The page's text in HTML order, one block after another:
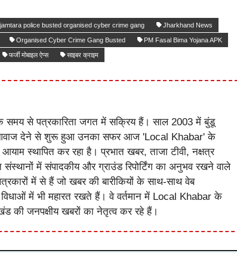
jamtara police busted organised cyber crime gang Jharkhand News
Organised Cyber Crime Gang Busted PM Fasal Bima Yojana APK
फर्जी मोबाइल ऐप्स साइबर क्राइम
से पत्रकारिता जगत में सक्रिय हैं। साल 2003 में बुंडू
देने से शुरू हुआ उनका सफर आज 'Local Khabar' के
स्थापित कर रहा है। प्रभात खबर, ताजा टीवी, नक्षत्र
संस्थानों में संपादकीय और ग्राउंड रिपोर्टिंग का अनुभव रखने वाले
में से हैं जो खबर की बारीकियों के साथ-साथ वेब
में भी महारत रखते हैं। वे वर्तमान में Local Khabar के
जनपक्षीय खबरों का नेतृत्व कर रहे हैं।